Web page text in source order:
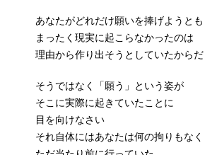
あなたがどれだけ願いを捧げようとも
まったく現実に起こらなかったのは
理由から作り出そうとしていたからだ
そうではなく「願う」という姿が
そこに実際に起きていたことに
目を向けなさい
それ自体にはあなたは何の拘りもなく